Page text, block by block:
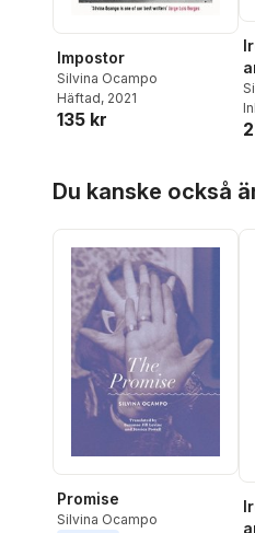
Impostor
Silvina Ocampo
Häftad, 2021
135 kr
Du kanske också
Promise
Silvina Ocampo